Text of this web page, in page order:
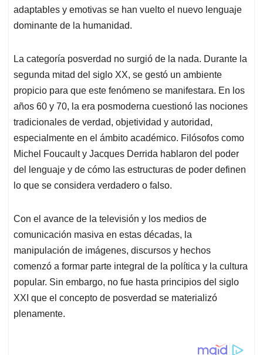
adaptables y emotivas se han vuelto el nuevo lenguaje
dominante de la humanidad.
La categoría posverdad no surgió de la nada. Durante la
segunda mitad del siglo XX, se gestó un ambiente
propicio para que este fenómeno se manifestara. En los
años 60 y 70, la era posmoderna cuestionó las nociones
tradicionales de verdad, objetividad y autoridad,
especialmente en el ámbito académico. Filósofos como
Michel Foucault y Jacques Derrida hablaron del poder
del lenguaje y de cómo las estructuras de poder definen
lo que se considera verdadero o falso.
Con el avance de la televisión y los medios de
comunicación masiva en estas décadas, la
manipulación de imágenes, discursos y hechos
comenzó a formar parte integral de la política y la cultura
popular. Sin embargo, no fue hasta principios del siglo
XXI que el concepto de posverdad se materializó
plenamente.